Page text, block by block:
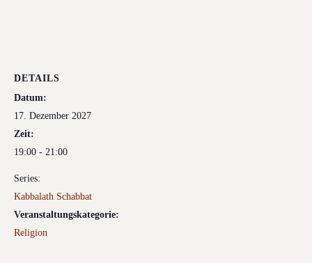
DETAILS
Datum:
17. Dezember 2027
Zeit:
19:00 - 21:00
Series:
Kabbalath Schabbat
Veranstaltungskategorie:
Religion